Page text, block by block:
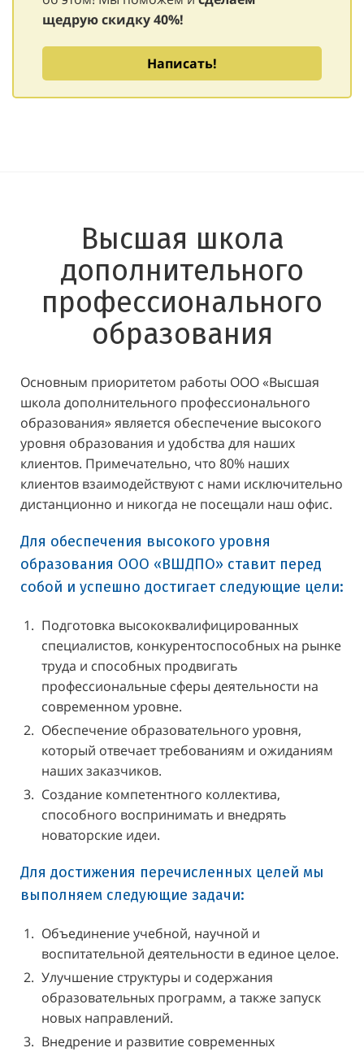
щедруюскидку 40%!
Написать!
Высшая школа
дополнительного
профессионального
образования
Основным приоритетом работы ООО «Высшая
школа дополнительного профессионального
образования» является обеспечение высокого
уровня образования и удобства для наших
клиентов. Примечательно, что 80% наших
клиентов взаимодействуют с нами исключительно
дистанционно и никогда не посещали наш офис.
Для обеспечения высокого уровня
образования ООО «ВШДПО» ставит перед
собой и успешно достигает следующие цели:
Подготовка высококвалифицированных
специалистов, конкурентоспособных на рынке
труда и способных продвигать
профессиональные сферы деятельности на
современном уровне.
Обеспечение образовательного уровня,
который отвечает требованиям и ожиданиям
наших заказчиков.
Создание компетентного коллектива,
способного воспринимать и внедрять
новаторские идеи.
Для достижения перечисленных целей мы
выполняем следующие задачи:
Объединение учебной, научной и
воспитательной деятельности в единое целое.
Улучшение структуры и содержания
образовательных программ, а также запуск
новых направлений.
Внедрение и развитие современных